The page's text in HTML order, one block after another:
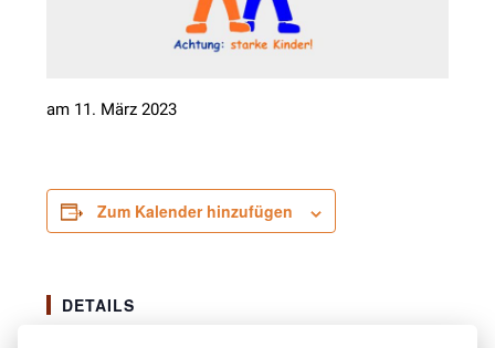
am 11. März 2023
Zum Kalender hinzufügen
DETAILS